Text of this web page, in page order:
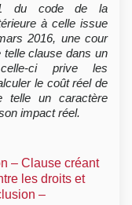
du code de la
à celle issue
2016, une cour
telle clause dans un
ci prive les
le coût réel de
telle un caractère
impact réel.
– Clause créant
les droits et
–